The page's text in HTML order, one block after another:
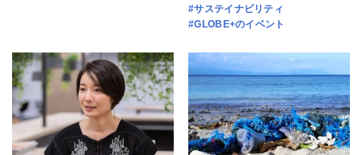
#サステイナビリティ
#GLOBE+のイベント